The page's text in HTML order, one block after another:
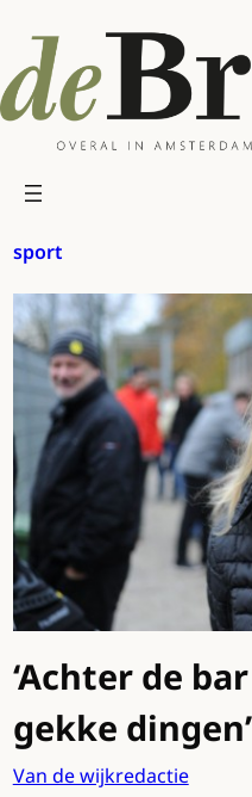
naar
de
inhoud
sport
‘Achter de
gekke dingen’
Van de wijkredactie